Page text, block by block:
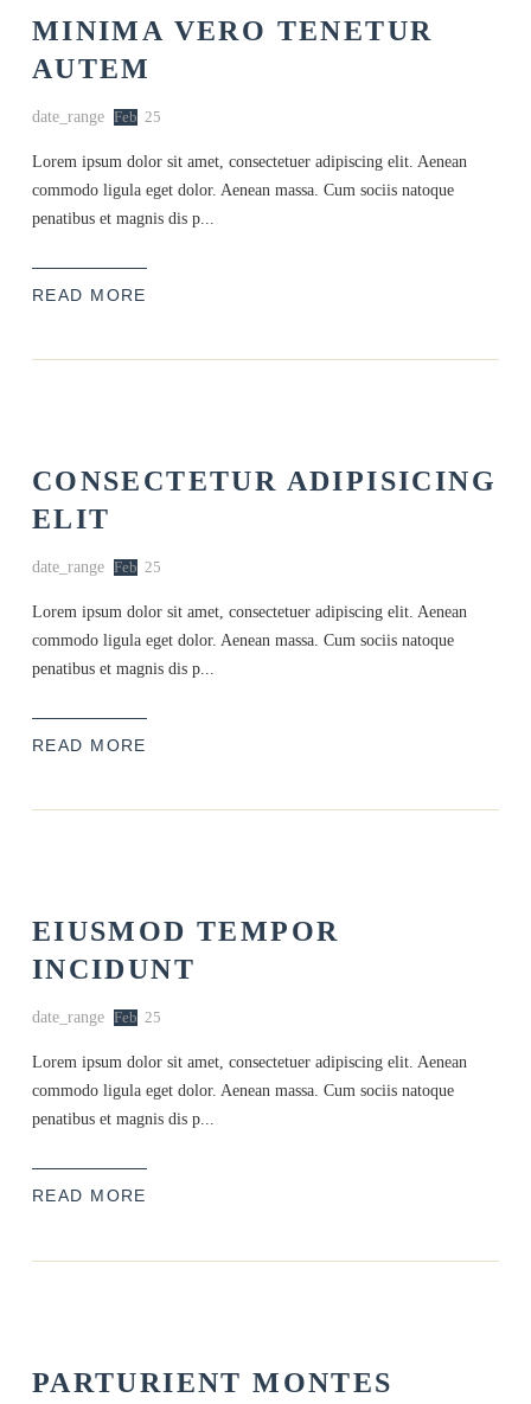
MINIMA VERO TENETUR
AUTEM
date_range Feb 25
Lorem ipsum dolor sit amet, consectetuer adipiscing elit. Aenean
commodo ligula eget dolor. Aenean massa. Cum sociis natoque
penatibus et magnis dis p...
READ MORE
CONSECTETUR ADIPISICING
ELIT
date_range Feb 25
Lorem ipsum dolor sit amet, consectetuer adipiscing elit. Aenean
commodo ligula eget dolor. Aenean massa. Cum sociis natoque
penatibus et magnis dis p...
READ MORE
EIUSMOD TEMPOR
INCIDUNT
date_range Feb 25
Lorem ipsum dolor sit amet, consectetuer adipiscing elit. Aenean
commodo ligula eget dolor. Aenean massa. Cum sociis natoque
penatibus et magnis dis p...
READ MORE
PARTURIENT MONTES